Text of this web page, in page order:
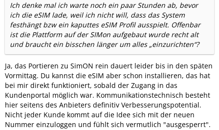
Ich denke mal ich warte noch ein paar Stunden ab, bevor
ich die eSIM lade, weil ich nicht will, dass das System
festhängt bzw ein kaputtes eSIM Profil ausspielt. Offenbar
ist die Plattform auf der SIMon aufgebaut wurde recht alt
und braucht ein bisschen länger um alles „einzurichten“?
Ja, das Portieren zu SimON rein dauert leider bis in den späten
Vormittag. Du kannst die eSIM aber schon installieren, das hat
bei mir direkt funktioniert, sobald der Zugang in das
Kundenportal möglich war. Kommunikationstechnisch besteht
hier seitens des Anbieters definitiv Verbesserungspotential.
Nicht jeder Kunde kommt auf die Idee sich mit der neuen
Nummer einzuloggen und fühlt sich vermutlich "ausgesperrt".